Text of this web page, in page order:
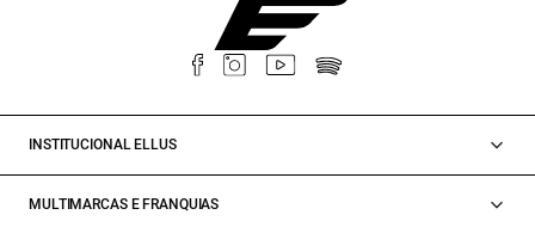
INSTITUCIONAL ELLUS
MULTIMARCAS E FRANQUIAS